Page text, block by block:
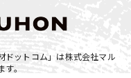
ドットコム」は株式会社マル
。